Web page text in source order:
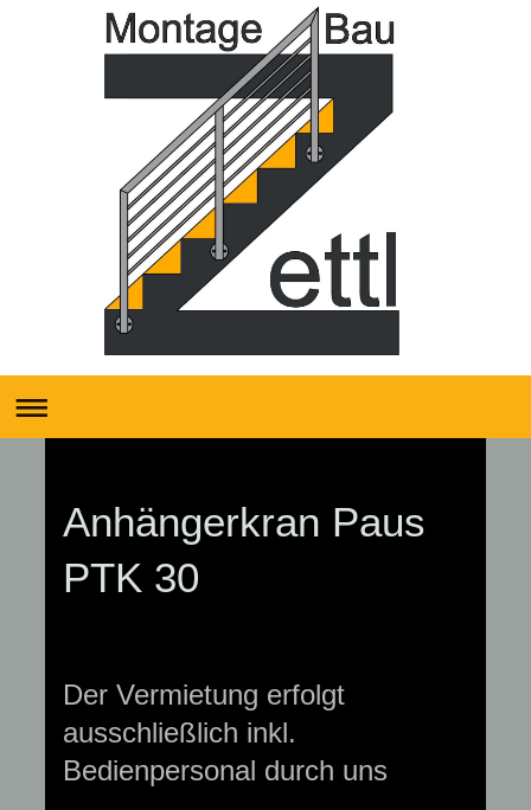
Anhängerkran Paus
PTK 30
Der Vermietung erfolgt
ausschließlich inkl.
Bedienpersonal durch uns